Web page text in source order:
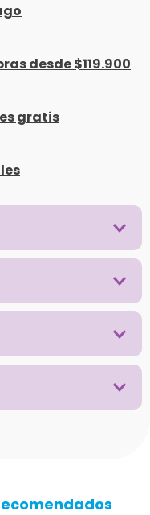
desde $119.900
gratis